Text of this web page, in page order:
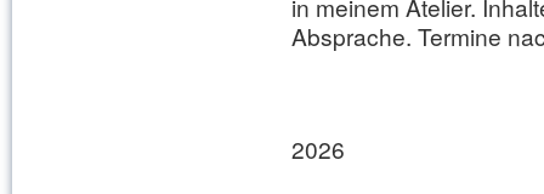
Absprache. Termine
2026